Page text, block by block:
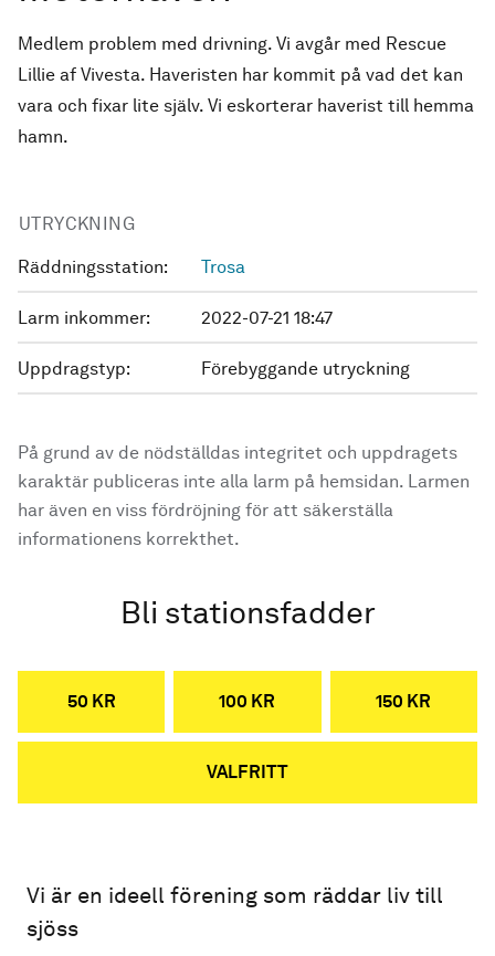
Medlem problem med drivning. Vi avgår med Rescue
Lillie af Vivesta. Haveristen har kommit på vad det kan
vara och fixar lite själv. Vi eskorterar haverist till hemma
hamn.
UTRYCKNING
Räddningsstation: Trosa
Larm inkommer: 2022-07-21 18:47
Uppdragstyp: Förebyggande utryckning
På grund av de nödställdas integritet och uppdragets
karaktär publiceras inte alla larm på hemsidan. Larmen
har även en viss fördröjning för att säkerställa
informationens korrekthet.
Bli stationsfadder
50 KR 100 KR 150 KR
VALFRITT
Vi är en ideell förening som räddar liv till
sjöss